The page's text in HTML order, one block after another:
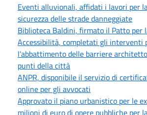
Eventi alluvionali, affidati i lavori per
sicurezza delle strade danneggiate
Biblioteca Baldini, firmato il Patto per
Accessibilità, completati gli interventi
l’abbattimento delle barriere
punti della città
ANPR, disponibile il servizio di
online per gli avvocati
Approvato il piano urbanistico per le
milioni di euro di opere pubbliche per